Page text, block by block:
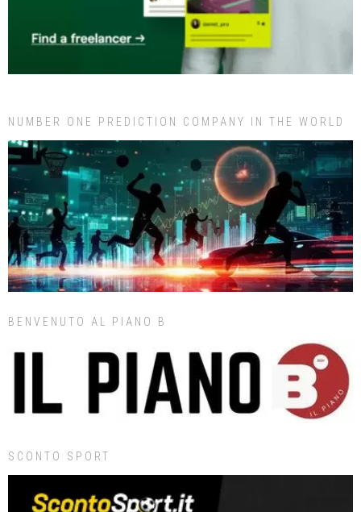
NUMBER ONE PREDICTION COMPANY IN THE WORLD
BENVENUTO AL PIANO B
SCONTO SPORT